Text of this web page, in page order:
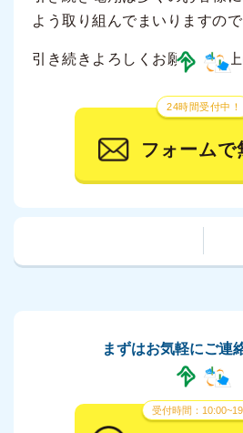
よう取り組んでまいりますので
引き続きよろしくお願い申し
24時間受付中！
フォームで
まずはお気軽にご連
受付時間：